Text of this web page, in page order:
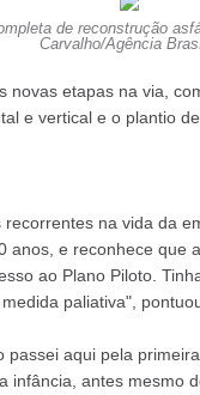
de reconstrução
Carvalho/Agência
novas etapas na via,
e vertical e o plantio
na vida da
anos, e reconhece que
ao Plano Piloto.
paliativa",
aqui pela
infância, antes mesmo